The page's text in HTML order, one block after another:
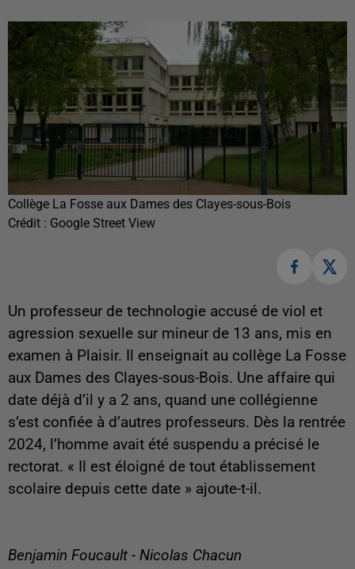
Collège La Fosse aux Dames des Clayes-sous-Bois
Crédit : Google Street View
Un professeur de technologie accusé de viol et
agression sexuelle sur mineur de 13 ans, mis en
examen à Plaisir. Il enseignait au collège La Fosse
aux Dames des Clayes-sous-Bois. Une affaire qui
date déjà d’il y a 2 ans, quand une collégienne
s’est confiée à d’autres professeurs. Dès la rentrée
2024, l’homme avait été suspendu a précisé le
rectorat. « Il est éloigné de tout établissement
scolaire depuis cette date » ajoute-t-il.
Benjamin Foucault - Nicolas Chacun